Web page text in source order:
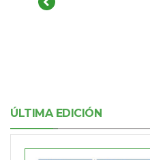
ÚLTIMA EDICIÓN